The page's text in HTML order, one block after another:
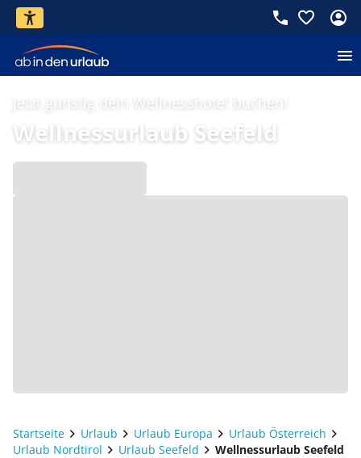
Jetzt günstig dein Wellnesshotel buchen!
Wellnessurlaub Seefeld
Startseite Urlaub Urlaub Europa
Urlaub Österreich
Urlaub Nordtirol
Urlaub Seefeld Wellnessurlaub Seefeld